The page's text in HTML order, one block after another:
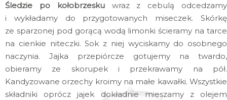
Śledzie po kołobrzeskuwraz z cebulą odcedzamy
i wykładamy do przygotowanych miseczek. Skórkę
ze sparzonej pod gorącą wodą limonki ścieramy na tarce
na cienkie niteczki. Sok z niej wyciskamy do osobnego
naczynia. Jajka przepiórcze gotujemy na twardo,
obieramy ze skorupek i przekrawamy na pół.
Kandyzowane orzechy kroimy na małe kawałki. Wszystkie
składniki oprócz jajek dokładnie mieszamy z olejem